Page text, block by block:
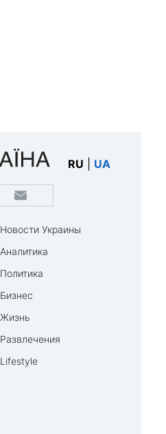
RU UA
Новости Украины
Аналитика
Политика
Бизнес
Жизнь
Развлечения
Lifestyle